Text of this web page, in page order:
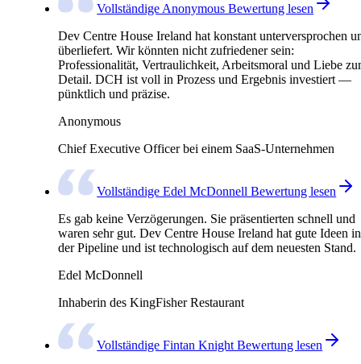
Vollständige Anonymous Bewertung lesen
Dev Centre House Ireland hat konstant unterversprochen
überliefert. Wir könnten nicht zufriedener sein:
Professionalität, Vertraulichkeit, Arbeitsmoral und Liebe
Detail. DCH ist voll in Prozess und Ergebnis investiert —
pünktlich und präzise.
Anonymous
Chief Executive Officer bei einem SaaS-Unternehmen
Vollständige Edel McDonnell Bewertung lesen
Es gab keine Verzögerungen. Sie präsentierten schnell und
waren sehr gut. Dev Centre House Ireland hat gute Ideen in
der Pipeline und ist technologisch auf dem neuesten Stand.
Edel McDonnell
Inhaberin des KingFisher Restaurant
Vollständige Fintan Knight Bewertung lesen